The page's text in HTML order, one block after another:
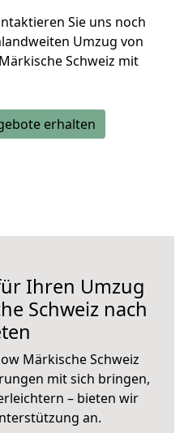
Sie uns noch
Umzug von
Schweiz mit
erhalten
Ihren Umzug
Schweiz nach
Märkische Schweiz
mit sich bringen,
– bieten wir
an.